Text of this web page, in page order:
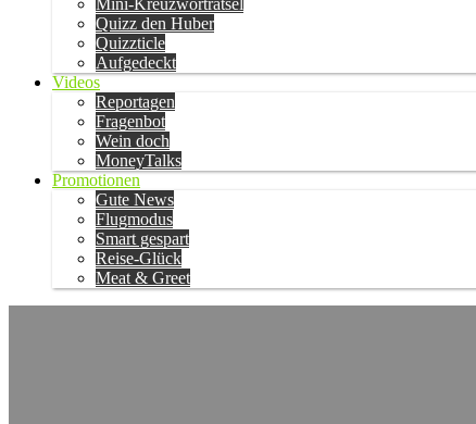
Mini-Kreuzworträtsel
Quizz den Huber
Quizzticle
Aufgedeckt
Videos
Reportagen
Fragenbot
Wein doch
MoneyTalks
Promotionen
Gute News
Flugmodus
Smart gespart
Reise-Glück
Meat & Greet